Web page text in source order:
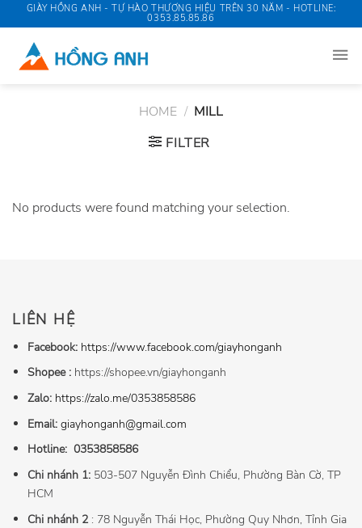
to
content
GIÀY HỒNG ANH - TỰ HÀO THƯƠNG HIỆU TRÊN 30 NĂM - HOTLINE:
0353.85.85.86
HOME / MILL
FILTER
No products were found matching your selection.
LIÊN HỆ
Facebook: https://www.facebook.com/giayhonganh
Shopee : https://shopee.vn/giayhonganh
Zalo: https://zalo.me/0353858586
Email: giayhonganh@gmail.com
Hotline: 0353858586
Chi nhánh 1: 503-507 Nguyễn Đình Chiểu, Phường Bàn Cờ, TP
HCM
Chi nhánh 2: 78 Nguyễn Thái Học, Phường Quy Nhơn, Tỉnh Gia